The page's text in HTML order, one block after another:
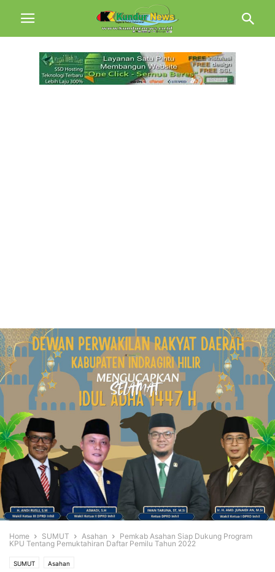
Home SUMUT Asahan
Pemkab Asahan Siap Dukung Program
KPU Tentang Pemuktahiran Daftar Pemilu Tahun 2022
SUMUT Asahan